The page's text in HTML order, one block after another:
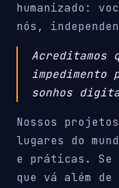
humanizado:
nós,
Acreditamos
impedimento
sonhos
Nossos
lugares do
e práticas. Se
que vá além